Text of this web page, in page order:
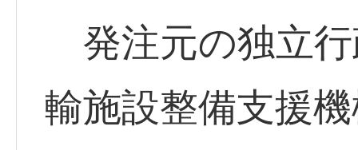
発注元の独立行
輸施設整備支援